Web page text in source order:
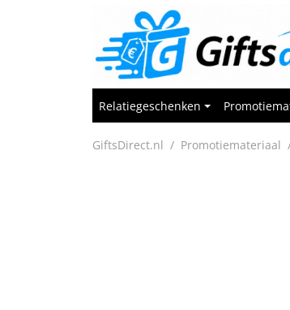
Relatiegeschenken
GiftsDirect.nl Promotiemateriaal